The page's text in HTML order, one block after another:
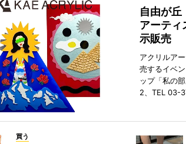
自由が丘
アーティ
示販売
アクリルア
売するイベ
ップ「私の
2、TEL 03-
買う